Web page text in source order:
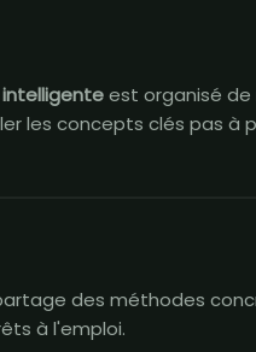
est organisé de
les concepts clés pas à
des méthodes
à l'emploi.